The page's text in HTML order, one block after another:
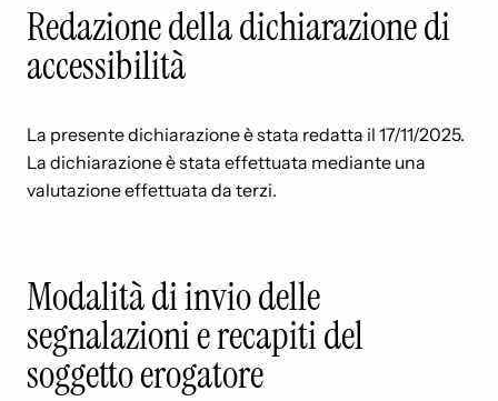
Redazione della dichiarazione di
accessibilità
La presente dichiarazione è stata redatta il 17/11/2025.
La dichiarazione è stata effettuata mediante una
valutazione effettuata da terzi.
Modalità di invio delle
segnalazioni e recapiti del
soggetto erogatore